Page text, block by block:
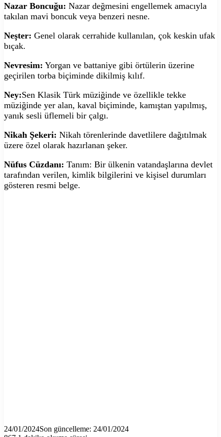
Nazar Boncuğu: Nazar değmesini engellemek amacıyla
takılan mavi boncuk veya benzeri nesne.
Neşter: Genel olarak cerrahide kullanılan, çok keskin ufak
bıçak.
Nevresim: Yorgan ve battaniye gibi örtülerin üzerine
geçirilen torba biçiminde dikilmiş kılıf.
Ney:Sen Klasik Türk müziğinde ve özellikle tekke
müziğinde yer alan, kaval biçiminde, kamıştan yapılmış,
yanık sesli üflemeli bir çalgı.
Nikah Şekeri: Nikah törenlerinde davetlilere dağıtılmak
üzere özel olarak hazırlanan şeker.
Nüfus Cüzdanı: Tanım: Bir ülkenin vatandaşlarına devlet
tarafından verilen, kimlik bilgilerini ve kişisel durumları
gösteren resmi belge.
24/01/2024Son güncelleme: 24/01/2024